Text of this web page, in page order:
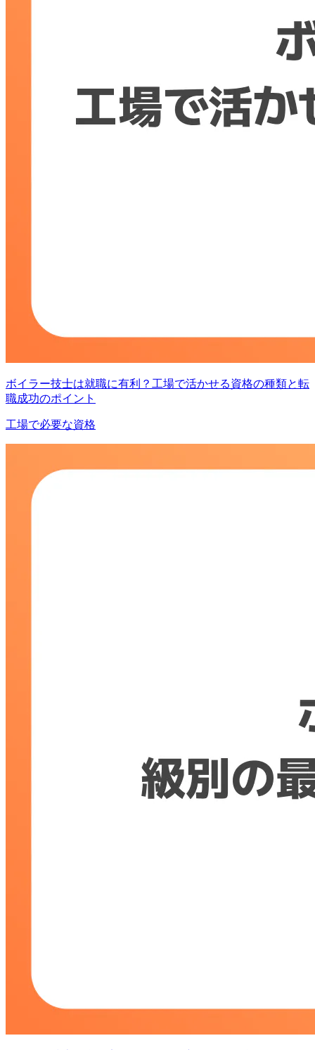
ボイラー技士は就職に有利？工場で活かせる資格の種類と転
職成功のポイント
工場で必要な資格